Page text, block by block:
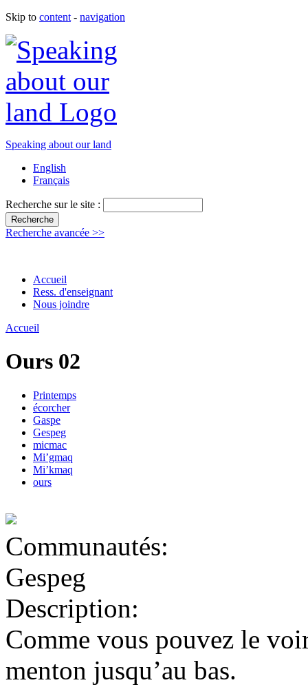
Skip to content - navigation
Speaking about our land
English
Français
Recherche sur le site :
Recherche avancée >>
Accueil
Ress. d'enseignant
Nous joindre
Accueil
Ours 02
Printemps
écorcher
Gaspe
Gespeg
micmac
Mi’gmaq
Mi’kmaq
ours
Communautés:
Gespeg
Description:
Comme vous pouvez le
menton jusqu’au bas.